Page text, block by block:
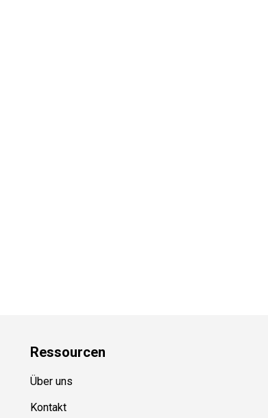
Ressourcen
Über uns
Kontakt